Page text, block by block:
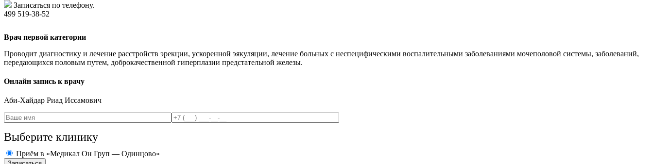
Записаться по телефону.
499 519-38-52
Врач первой категории
Проводит диагностику и лечение расстройств эрекции, ускоренной эякуляции, лечение больных с неспецифическими воспалительными заболеваниями мочеполовой системы, заболеваний,
передающихся половым путем, доброкачественной гиперплазии предстательной железы.
Онлайн запись к врачу
Аби-Хайдар Риад Иссамович
Выберите клинику
Приём в «Медикал Он Груп — Одинцово»